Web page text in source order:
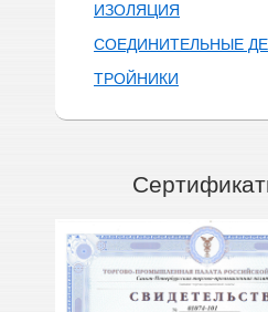
ИЗОЛЯЦИЯ
СОЕДИНИТЕЛЬНЫЕ
ТРОЙНИКИ